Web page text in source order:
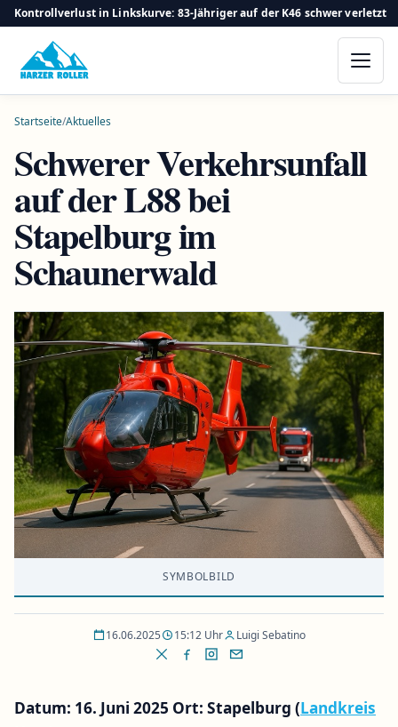
Kontrollverlust in Linkskurve: 83-Jähriger auf der K46 schwer verletzt
Startseite/Aktuelles
Schwerer Verkehrsunfall
auf der L88 bei
Stapelburg im
Schaunerwald
SYMBOLBILD
16.06.2025 15:12 Uhr Luigi Sebatino
Datum: 16. Juni 2025 Ort: Stapelburg (Landkreis